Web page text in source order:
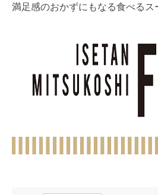
満足感のおかずにもなる食べるス